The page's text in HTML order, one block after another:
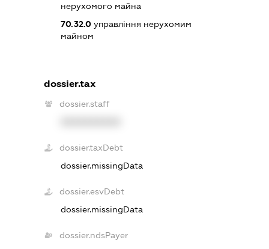
нерухомого майна
70.32.0 управління нерухомим
майном
dossier.tax
dossier.staff
dossier.taxDebt
dossier.missingData
dossier.esvDebt
dossier.missingData
dossier.ndsPayer